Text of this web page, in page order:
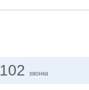
102звонка